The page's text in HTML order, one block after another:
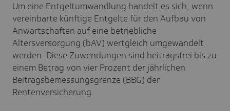
Um eine Entgeltumwandlung handelt es sich, wenn
vereinbarte künftige Entgelte für den Aufbau von
Anwartschaften auf eine betriebliche
Altersversorgung (bAV) wertgleich umgewandelt
werden. Diese Zuwendungen sind beitragsfrei bis zu
einem Betrag von vier Prozent der jährlichen
Beitragsbemessungsgrenze (BBG) der
Rentenversicherung.